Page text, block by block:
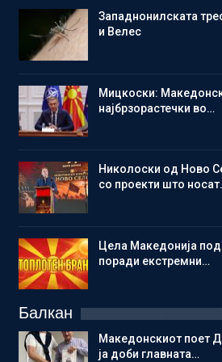
Западнонилската
и Велес
Мицкоски:
најбрзорастечки во…
Николоски од Ново
со проекти што
Цела Македонија
поради екстремни…
Балкан
Македонскиот поет
ја доби главната…